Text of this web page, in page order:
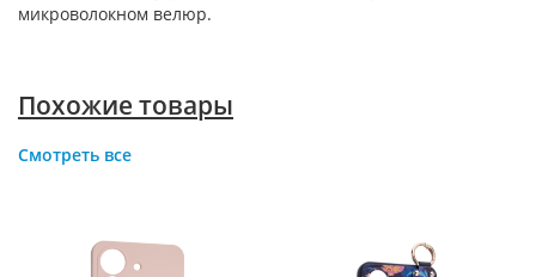
микроволокном велюр.
Похожие товары
Смотреть все